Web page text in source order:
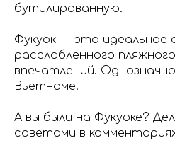
бутилированную.
Фукуок — это идеальное
расслабленного
впечатлений.
Вьетнаме!
А вы были на Фукуоке?
советами в